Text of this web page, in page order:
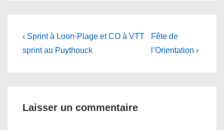
Navigation
de
Previous
Post
‹ Sprint à Loon-Plage et CO à VTT
sprint au Puythouck
Next
Post
Fête de
l’Orientation ›
Laisser un commentaire